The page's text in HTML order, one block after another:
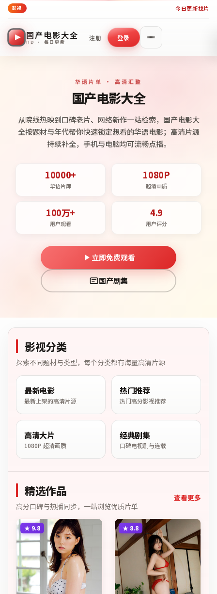
影视 今日更新找片
国产电影大全
HD · 每日更新
注册 登录
华语片单 · 高清汇整
国产电影大全
从院线热映到口碑老片、网络新作一站检索，国产电影大
全按题材与年代帮你快速锁定想看的华语电影；高清片源
持续补全，手机与电脑均可流畅点播。
10000+
华语片库
1080P
超清画质
100万+
用户观看
4.9
用户评分
立即免费观看
国产剧集
影视分类
探索不同题材与类型，每个分类都有海量高清片源
最新电影
最新上架的高清片源
热门推荐
热门高分影视推荐
高清大片
1080P 超清画质
经典剧集
口碑电视剧与连载
精选作品
高分口碑与热播同步，一站浏览优质片单
查看更多
★ 9.8 ★ 8.8